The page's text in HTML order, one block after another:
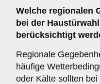
Welche regionalen
bei der
berücksichtigt
Regionale
häufige
oder Kälte sollten